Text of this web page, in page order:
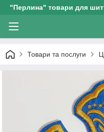
"Перлина" товари для
Товари та послуги